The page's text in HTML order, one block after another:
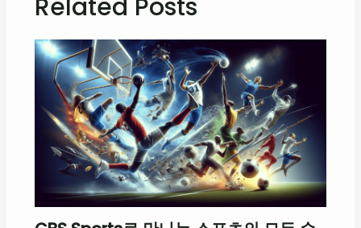
Related Posts